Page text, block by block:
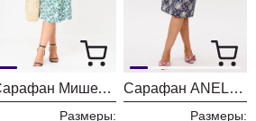
Сарафан Мишель Шик 2130 бирюза цветы
Размеры:
Сарафан ANELLI LAUREL 1567 восточная синева
Размеры: